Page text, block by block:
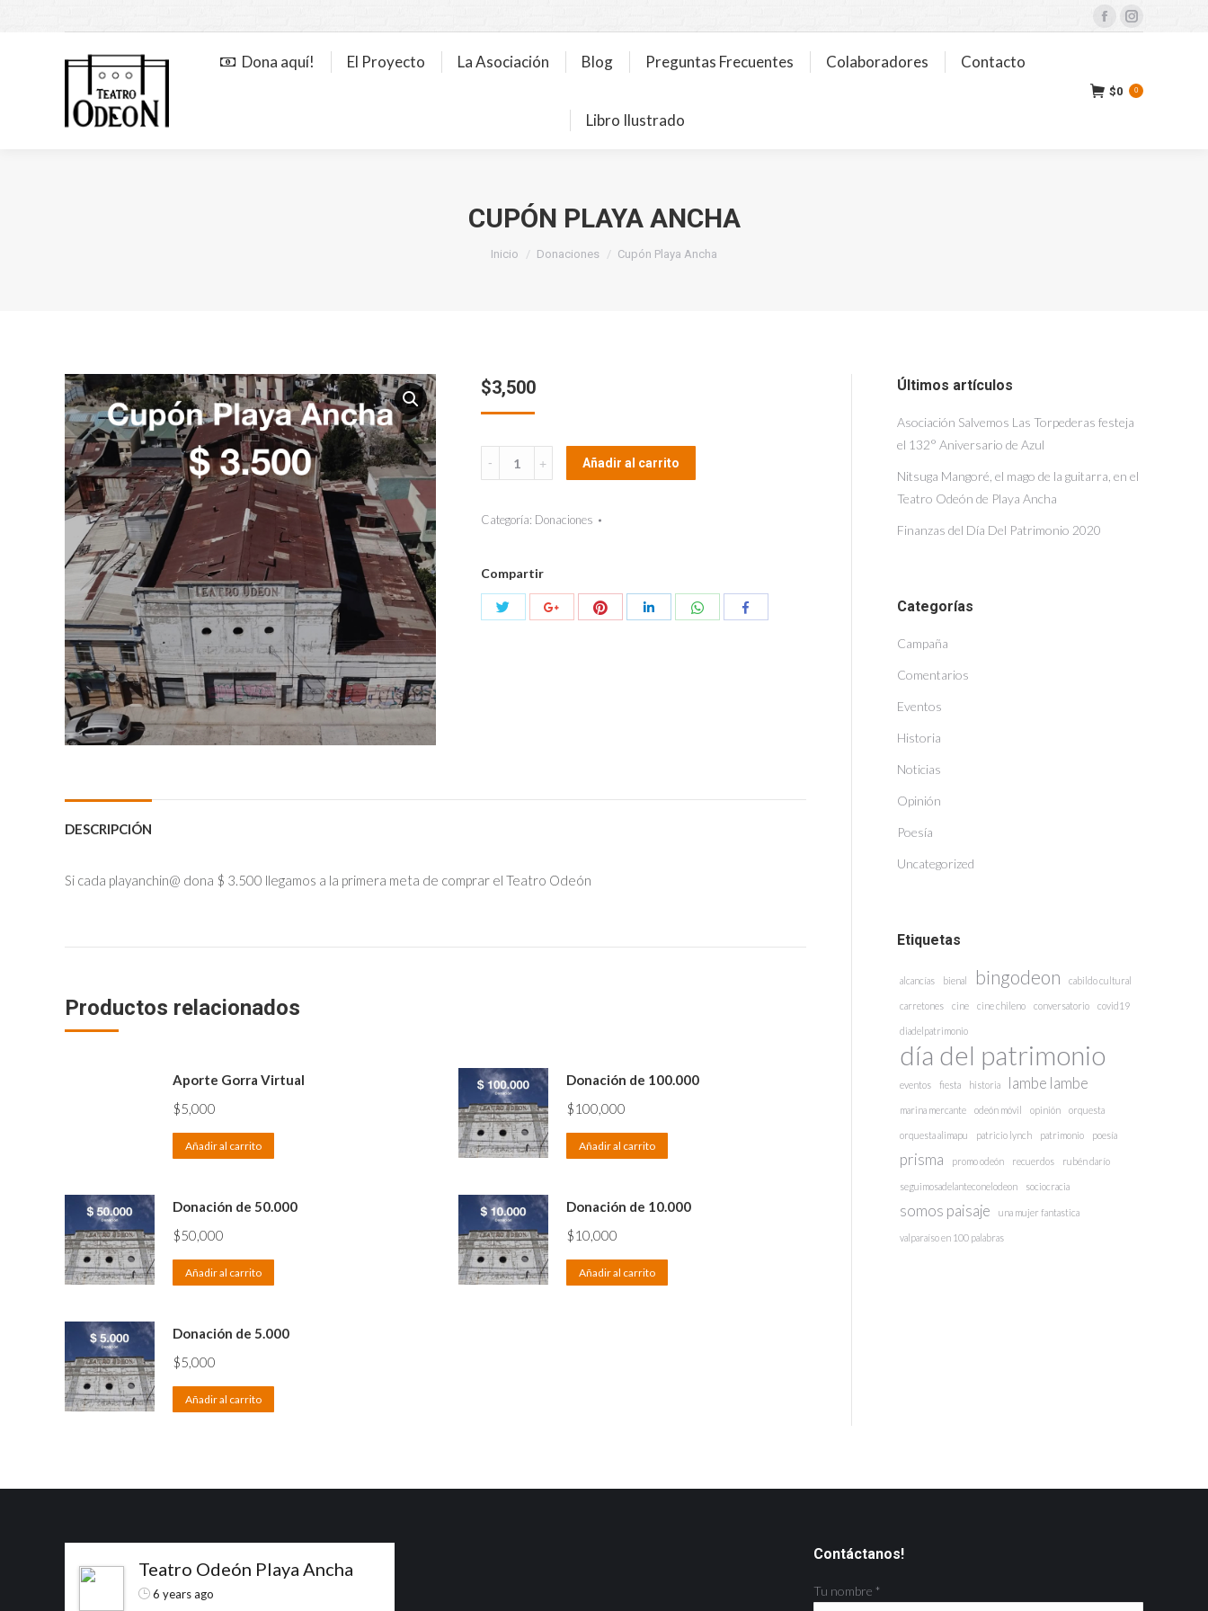
Facebook
Instagram
Dona aquí! El Proyecto La Asociación Blog Preguntas Frecuentes Colaboradores Contacto
Libro Ilustrado
$0 0
CUPÓN PLAYA ANCHA
Inicio Donaciones Cupón Playa Ancha
$3,500
Cupón
Playa
quantity
Añadir al carrito
Categoría: Donaciones
Compartir
Compartir CompartirCompartirCompartirCompartir
DESCRIPCIÓN
Si cada playanchin@ dona $ 3.500 llegamos a la primera meta de comprar el Teatro Odeón
Productos relacionados
Aporte Gorra Virtual
$5,000
Añadir al carrito
Donación de 100.000
$100,000
Añadir al carrito
Donación de 50.000
$50,000
Añadir al carrito
Donación de 10.000
$10,000
Añadir al carrito
Donación de 5.000
$5,000
Añadir al carrito
Últimos artículos
Asociación Salvemos Las Torpederas festeja
el 132° Aniversario de Azul
Nitsuga Mangoré, el mago de la guitarra, en el
Teatro Odeón de Playa Ancha
Finanzas del Día Del Patrimonio 2020
Categorías
Campaña
Comentarios
Eventos
Historia
Noticias
Opinión
Poesía
Uncategorized
Etiquetas
alcancías bienal bingodeon cabildo cultural
carretones cine cine chileno conversatorio covid19
diadelpatrimonio
día del patrimonio
eventos fiesta historia lambe lambe
marina mercante odeón móvil opinión orquesta
orquesta alimapu patricio lynch patrimonio poesía
prisma promo odeón recuerdos rubén darío
seguimosadelanteconelodeon sociocracia
somos paisaje una mujer fantastica
valparaíso en 100 palabras
Teatro Odeón Playa Ancha
6 years ago
Contáctanos!
Tu nombre *